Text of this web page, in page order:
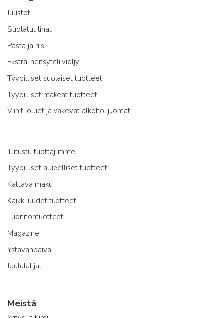
Juustot
Suolatut lihat
Pasta ja riisi
Ekstra-neitsytoliiviöljy
Tyypilliset suolaiset tuotteet
Tyypilliset makeat tuotteet
Viinit, oluet ja väkevät alkoholijuomat
Tutustu tuottajiimme
Tyypilliset alueelliset tuotteet
Kattava maku
Kaikki uudet tuotteet
Luonnontuotteet
Magazine
Ystävänpäivä
Joululahjat
Meistä